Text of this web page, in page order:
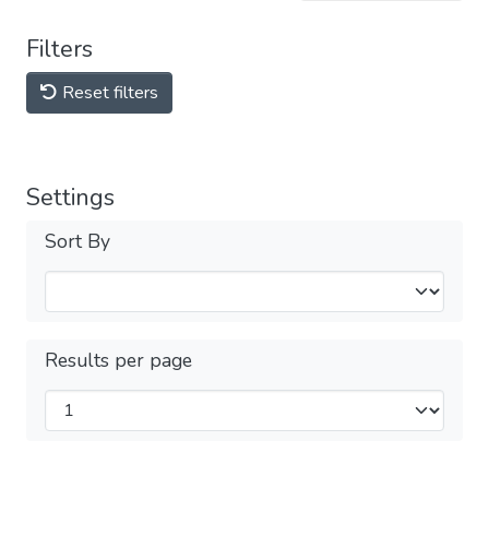
Filters
Reset filters
Settings
Sort By
Results per page